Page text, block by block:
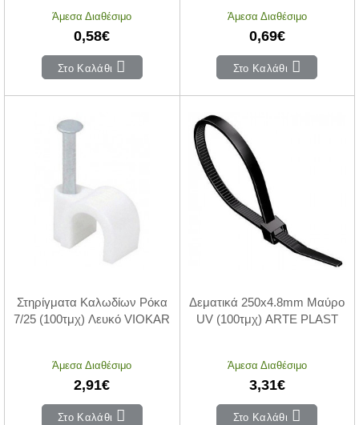
Άμεσα Διαθέσιμο
0,58€
Στο Καλάθι
Άμεσα Διαθέσιμο
0,69€
Στο Καλάθι
Στηρίγματα Καλωδίων Ρόκα
7/25 (100τμχ) Λευκό VIOKAR
Άμεσα Διαθέσιμο
2,91€
Στο Καλάθι
Δεματικά 250x4.8mm Μαύρο
UV (100τμχ) ARTE PLAST
Άμεσα Διαθέσιμο
3,31€
Στο Καλάθι